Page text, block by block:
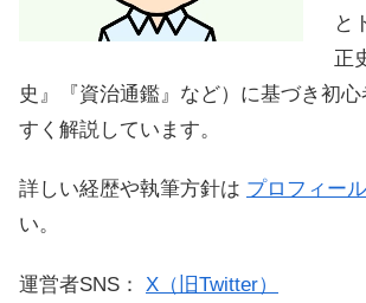
と
正
史』『資治通鑑』など）に基づき初
すく解説しています。
詳しい経歴や執筆方針は プロフィール
い。
運営者SNS： X（旧Twitter）